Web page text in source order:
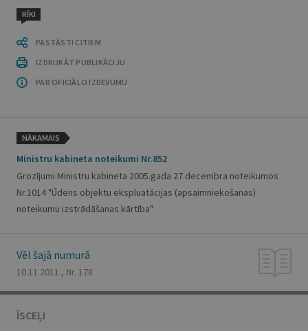
RĪKI
PASTĀSTI CITIEM
IZDRUKĀT PUBLIKĀCIJU
PAR OFICIĀLO IZDEVUMU
NĀKAMAIS
Ministru kabineta noteikumi Nr.852
Grozījumi Ministru kabineta 2005.gada 27.decembra noteikumos
Nr.1014 "Ūdens objektu ekspluatācijas (apsaimniekošanas)
noteikumu izstrādāšanas kārtība"
Vēl šajā numurā
10.11.2011., Nr. 178
ĪSCEĻI